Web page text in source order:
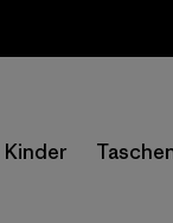
Kinder